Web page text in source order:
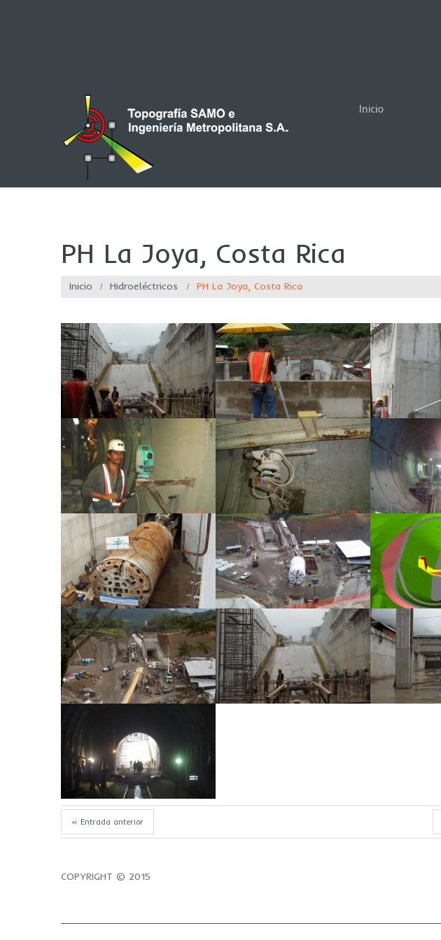
Inicio
PH La Joya, Costa Rica
Inicio Hidroeléctricos PH La Joya, Costa Rica
« Entrada anterior
COPYRIGHT © 2015